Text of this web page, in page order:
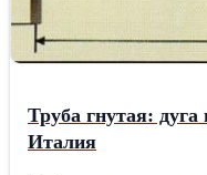
Труба гнутая:
Италия